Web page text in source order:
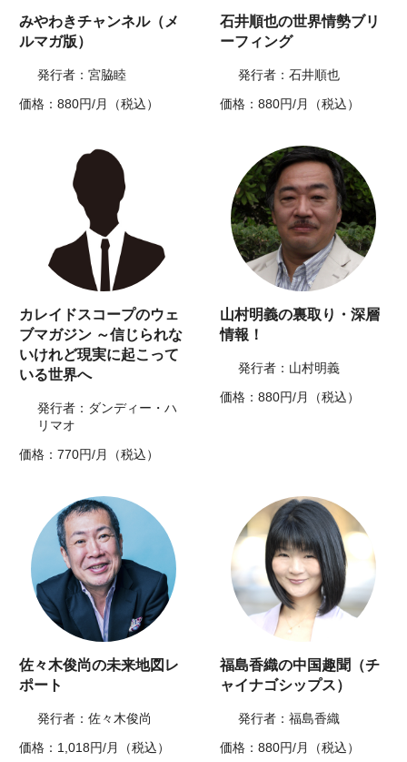
みやわきチャンネル（メ
ルマガ版）
発行者：宮脇睦
価格：880円/月（税込）
石井順也の世界情勢ブリ
ーフィング
発行者：石井順也
価格：880円/月（税込）
カレイドスコープのウェ
ブマガジン ～信じられな
いけれど現実に起こって
いる世界へ
発行者：ダンディー・ハ
リマオ
価格：770円/月（税込）
山村明義の裏取り・深層
情報！
発行者：山村明義
価格：880円/月（税込）
佐々木俊尚の未来地図レ
ポート
発行者：佐々木俊尚
価格：1,018円/月（税込）
福島香織の中国趣聞（チ
ャイナゴシップス）
発行者：福島香織
価格：880円/月（税込）